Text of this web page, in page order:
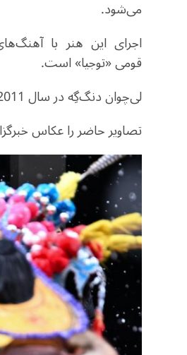
میشود.
اجرایاین هنر با آهنگ
قومی«توجیا»است.
لیچواندنگگِه در سال
تصاویر حاضر را عکاس